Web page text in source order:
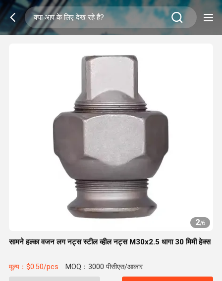
2/6
सामने हल्का वजन लग नट्स स्टील व्हील नट्स M30x2.5 धागा 30 मिमी हेक्स
मूल्य：$0.50/pcs MOQ：3000 पीसीएस/आकार